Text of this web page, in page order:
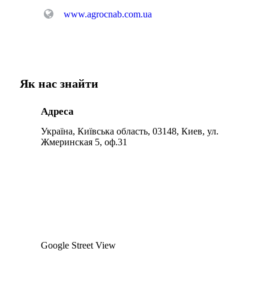
www.agrocnab.com.ua
Як нас знайти
Адреса
Україна, Київська область, 03148, Киев, ул.
Жмеринская 5, оф.31
Google Street View